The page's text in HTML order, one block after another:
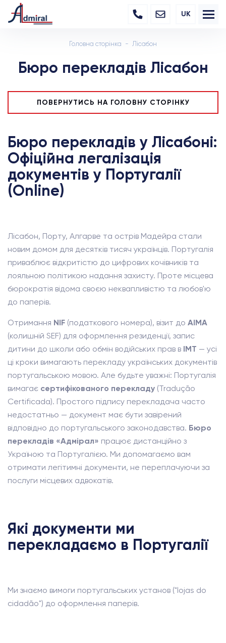
UK
Головна сторінка Лісабон
Бюро перекладів Лісабон
ПОВЕРНУТИСЬ НА ГОЛОВНУ СТОРІНКУ
Бюро перекладів у Лісабоні:
Офіційна легалізація
документів у Португалії
(Online)
Лісабон, Порту, Алгарве та острів Мадейра стали
новим домом для десятків тисяч українців. Португалія
приваблює відкритістю до цифрових кочівників та
лояльною політикою надання захисту. Проте місцева
бюрократія відома своєю неквапливістю та любов'ю
до паперів.
Отримання NIF (податкового номера), візит до AIMA
(колишній SEF) для оформлення резиденції, запис
дитини до школи або обмін водійських прав в IMT — усі
ці кроки вимагають перекладу українських документів
португальською мовою. Але будьте уважні: Португалія
вимагає сертифікованого перекладу (Tradução
Certificada). Простого підпису перекладача часто
недостатньо — документ має бути завірений
відповідно до португальського законодавства. Бюро
перекладів «Адмірал» працює дистанційно з
Україною та Португалією. Ми допомагаємо вам
отримати легітимні документи, не переплачуючи за
послуги місцевих адвокатів.
Які документи ми
перекладаємо в Португалії
Ми знаємо вимоги португальських установ ("lojas do
cidadão") до оформлення паперів.